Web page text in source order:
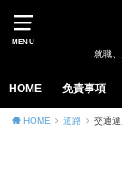
MENU
就職
HOME 免責事項
HOME 道路 交通違